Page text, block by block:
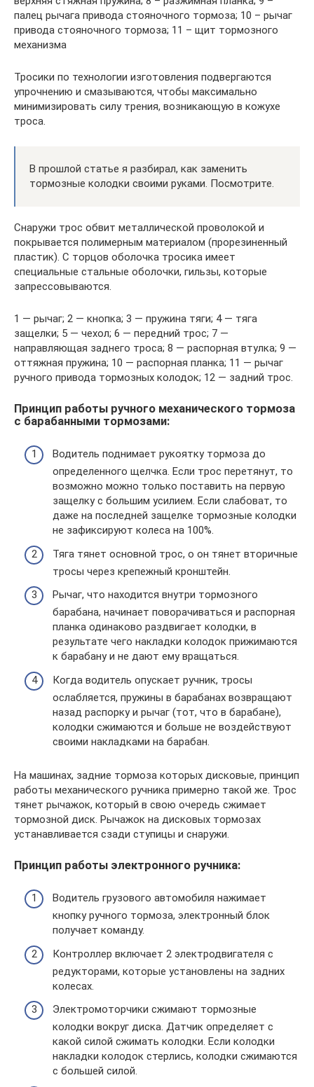
палец рычага привода стояночного тормоза; 10 – рычаг
привода стояночного тормоза; 11 – щит тормозного
механизма
Тросики по технологии изготовления подвергаются
упрочнению и смазываются, чтобы максимально
минимизировать силу трения, возникающую в кожухе
троса.
В прошлой статье я разбирал, как заменить
тормозные колодки своими руками. Посмотрите.
Снаружи трос обвит металлической проволокой и
покрывается полимерным материалом (прорезиненный
пластик). С торцов оболочка тросика имеет
специальные стальные оболочки, гильзы, которые
запрессовываются.
1 — рычаг; 2 — кнопка; 3 — пружина тяги; 4 — тяга
защелки; 5 — чехол; 6 — передний трос; 7 —
направляющая заднего троса; 8 — распорная втулка; 9 —
оттяжная пружина; 10 — распорная планка; 11 — рычаг
ручного привода тормозных колодок; 12 — задний трос.
Принцип работы ручного механического тормоза
с барабанными тормозами:
Водитель поднимает рукоятку тормоза до
определенного щелчка. Если трос перетянут, то
возможно можно только поставить на первую
защелку с большим усилием. Если слабоват, то
даже на последней защелке тормозные колодки
не зафиксируют колеса на 100%.
Тяга тянет основной трос, о он тянет вторичные
тросы через крепежный кронштейн.
Рычаг, что находится внутри тормозного
барабана, начинает поворачиваться и распорная
планка одинаково раздвигает колодки, в
результате чего накладки колодок прижимаются
к барабану и не дают ему вращаться.
Когда водитель опускает ручник, тросы
ослабляется, пружины в барабанах возвращают
назад распорку и рычаг (тот, что в барабане),
колодки сжимаются и больше не воздействуют
своими накладками на барабан.
На машинах, задние тормоза которых дисковые, принцип
работы механического ручника примерно такой же. Трос
тянет рычажок, который в свою очередь сжимает
тормозной диск. Рычажок на дисковых тормозах
устанавливается сзади ступицы и снаружи.
Принцип работы электронного ручника:
Водитель грузового автомобиля нажимает
кнопку ручного тормоза, электронный блок
получает команду.
Контроллер включает 2 электродвигателя с
редукторами, которые установлены на задних
колесах.
Электромоторчики сжимают тормозные
колодки вокруг диска. Датчик определяет с
какой силой сжимать колодки. Если колодки
накладки колодок стерлись, колодки сжимаются
с большей силой.